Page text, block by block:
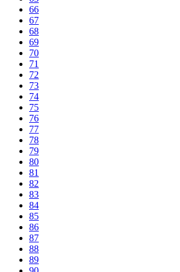
66
67
68
69
70
71
72
73
74
75
76
77
78
79
80
81
82
83
84
85
86
87
88
89